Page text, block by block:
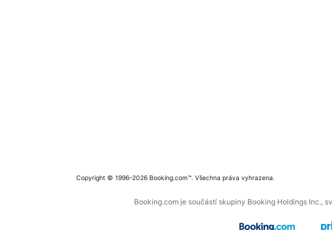
Copyright © 1996–2026 Booking.com™. Všechna práva vyhrazena.
Booking.com je součástí skupiny Booking Holdings Inc.,